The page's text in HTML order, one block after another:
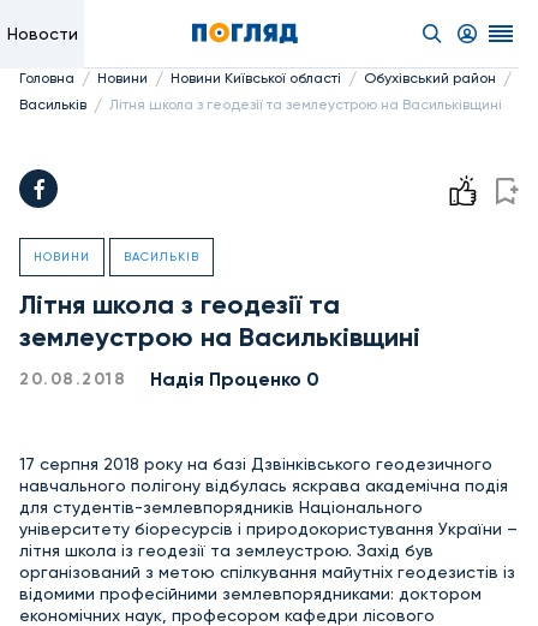
Новости
Головна / Новини / Новини Київської області / Обухівський район /
Васильків / Літня школа з геодезії та землеустрою на Васильківщині
НОВИНИ ВАСИЛЬКІВ
Літня школа з геодезії та
землеустрою на Васильківщині
20.08.2018 Надiя Проценко 0
17 серпня 2018 року на базі Дзвінківського геодезичного
навчального полігону відбулась яскрава академічна подія
для студентів-землевпорядників Національного
університету біоресурсів і природокористування України –
літня школа із геодезії та землеустрою. Захід був
організований з метою спілкування майутніх геодезистів із
відомими професійними землевпорядниками: доктором
економічних наук, професором кафедри лісового